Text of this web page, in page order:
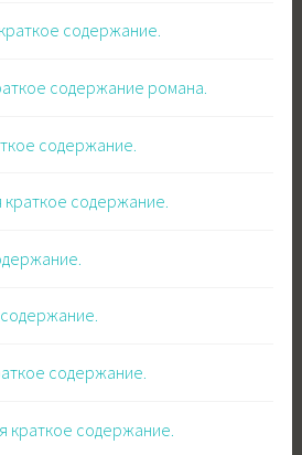
содержание.
содержание романа.
содержание.
содержание.
содержание.
краткое содержание.